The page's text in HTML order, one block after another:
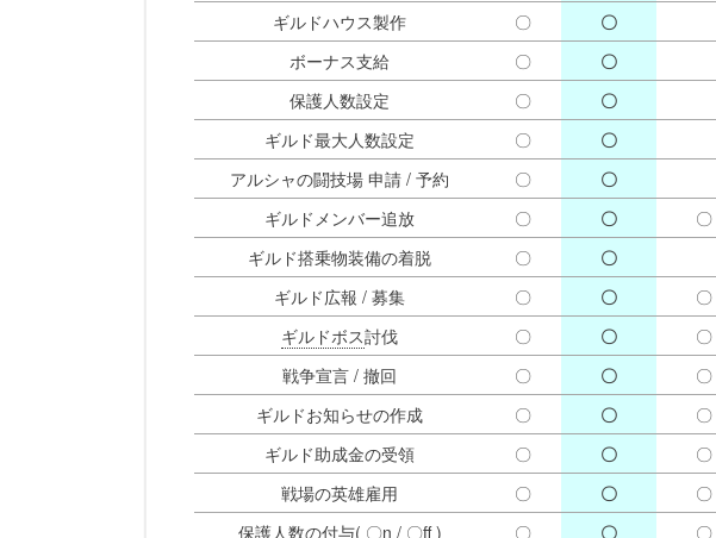
ギルドハウス製作
〇
〇
ボーナス支給
〇
〇
保護人数設定
〇
〇
ギルド最大人数設定
〇
〇
アルシャの闘技場 申請 / 予約
〇
〇
ギルドメンバー追放
〇 〇
〇
ギルド搭乗物装備の着脱
〇
〇
ギルド広報 / 募集
〇 〇
〇
ギルドボス討伐 〇 〇
〇
戦争宣言 / 撤回
〇 〇
〇
ギルドお知らせの作成
〇 〇
〇
ギルド助成金の受領
〇 〇
〇
戦場の英雄雇用
〇 〇
〇
保護人数の付与( 〇n / 〇ff )
〇 〇
〇